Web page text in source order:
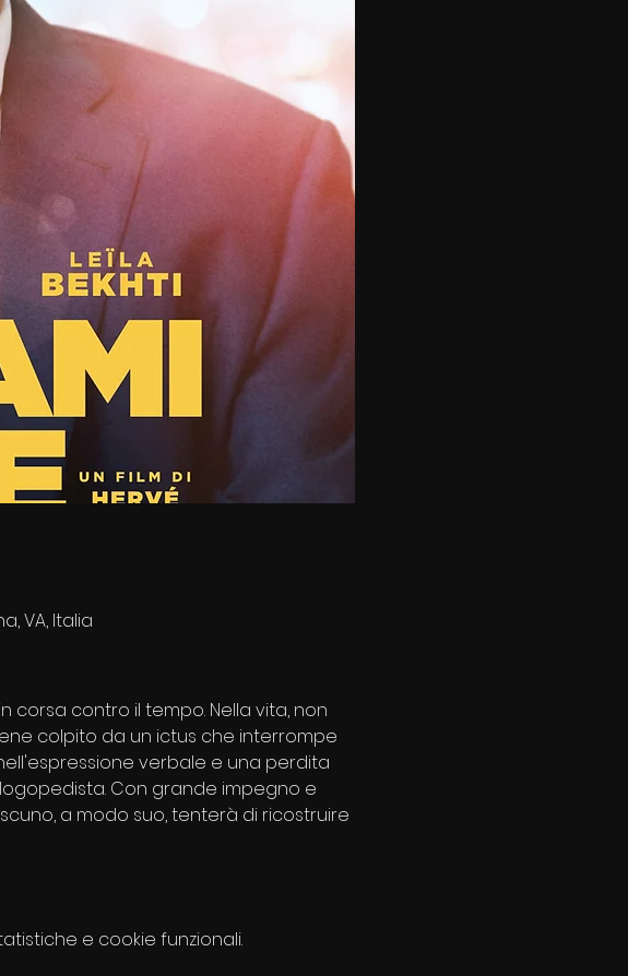
VA, Italia
contro il tempo. Nella vita, non
colpito da un ictus che interrompe
verbale e una perdita
Con grande impegno e
a modo suo, tenterà di ricostruire
e cookie funzionali.